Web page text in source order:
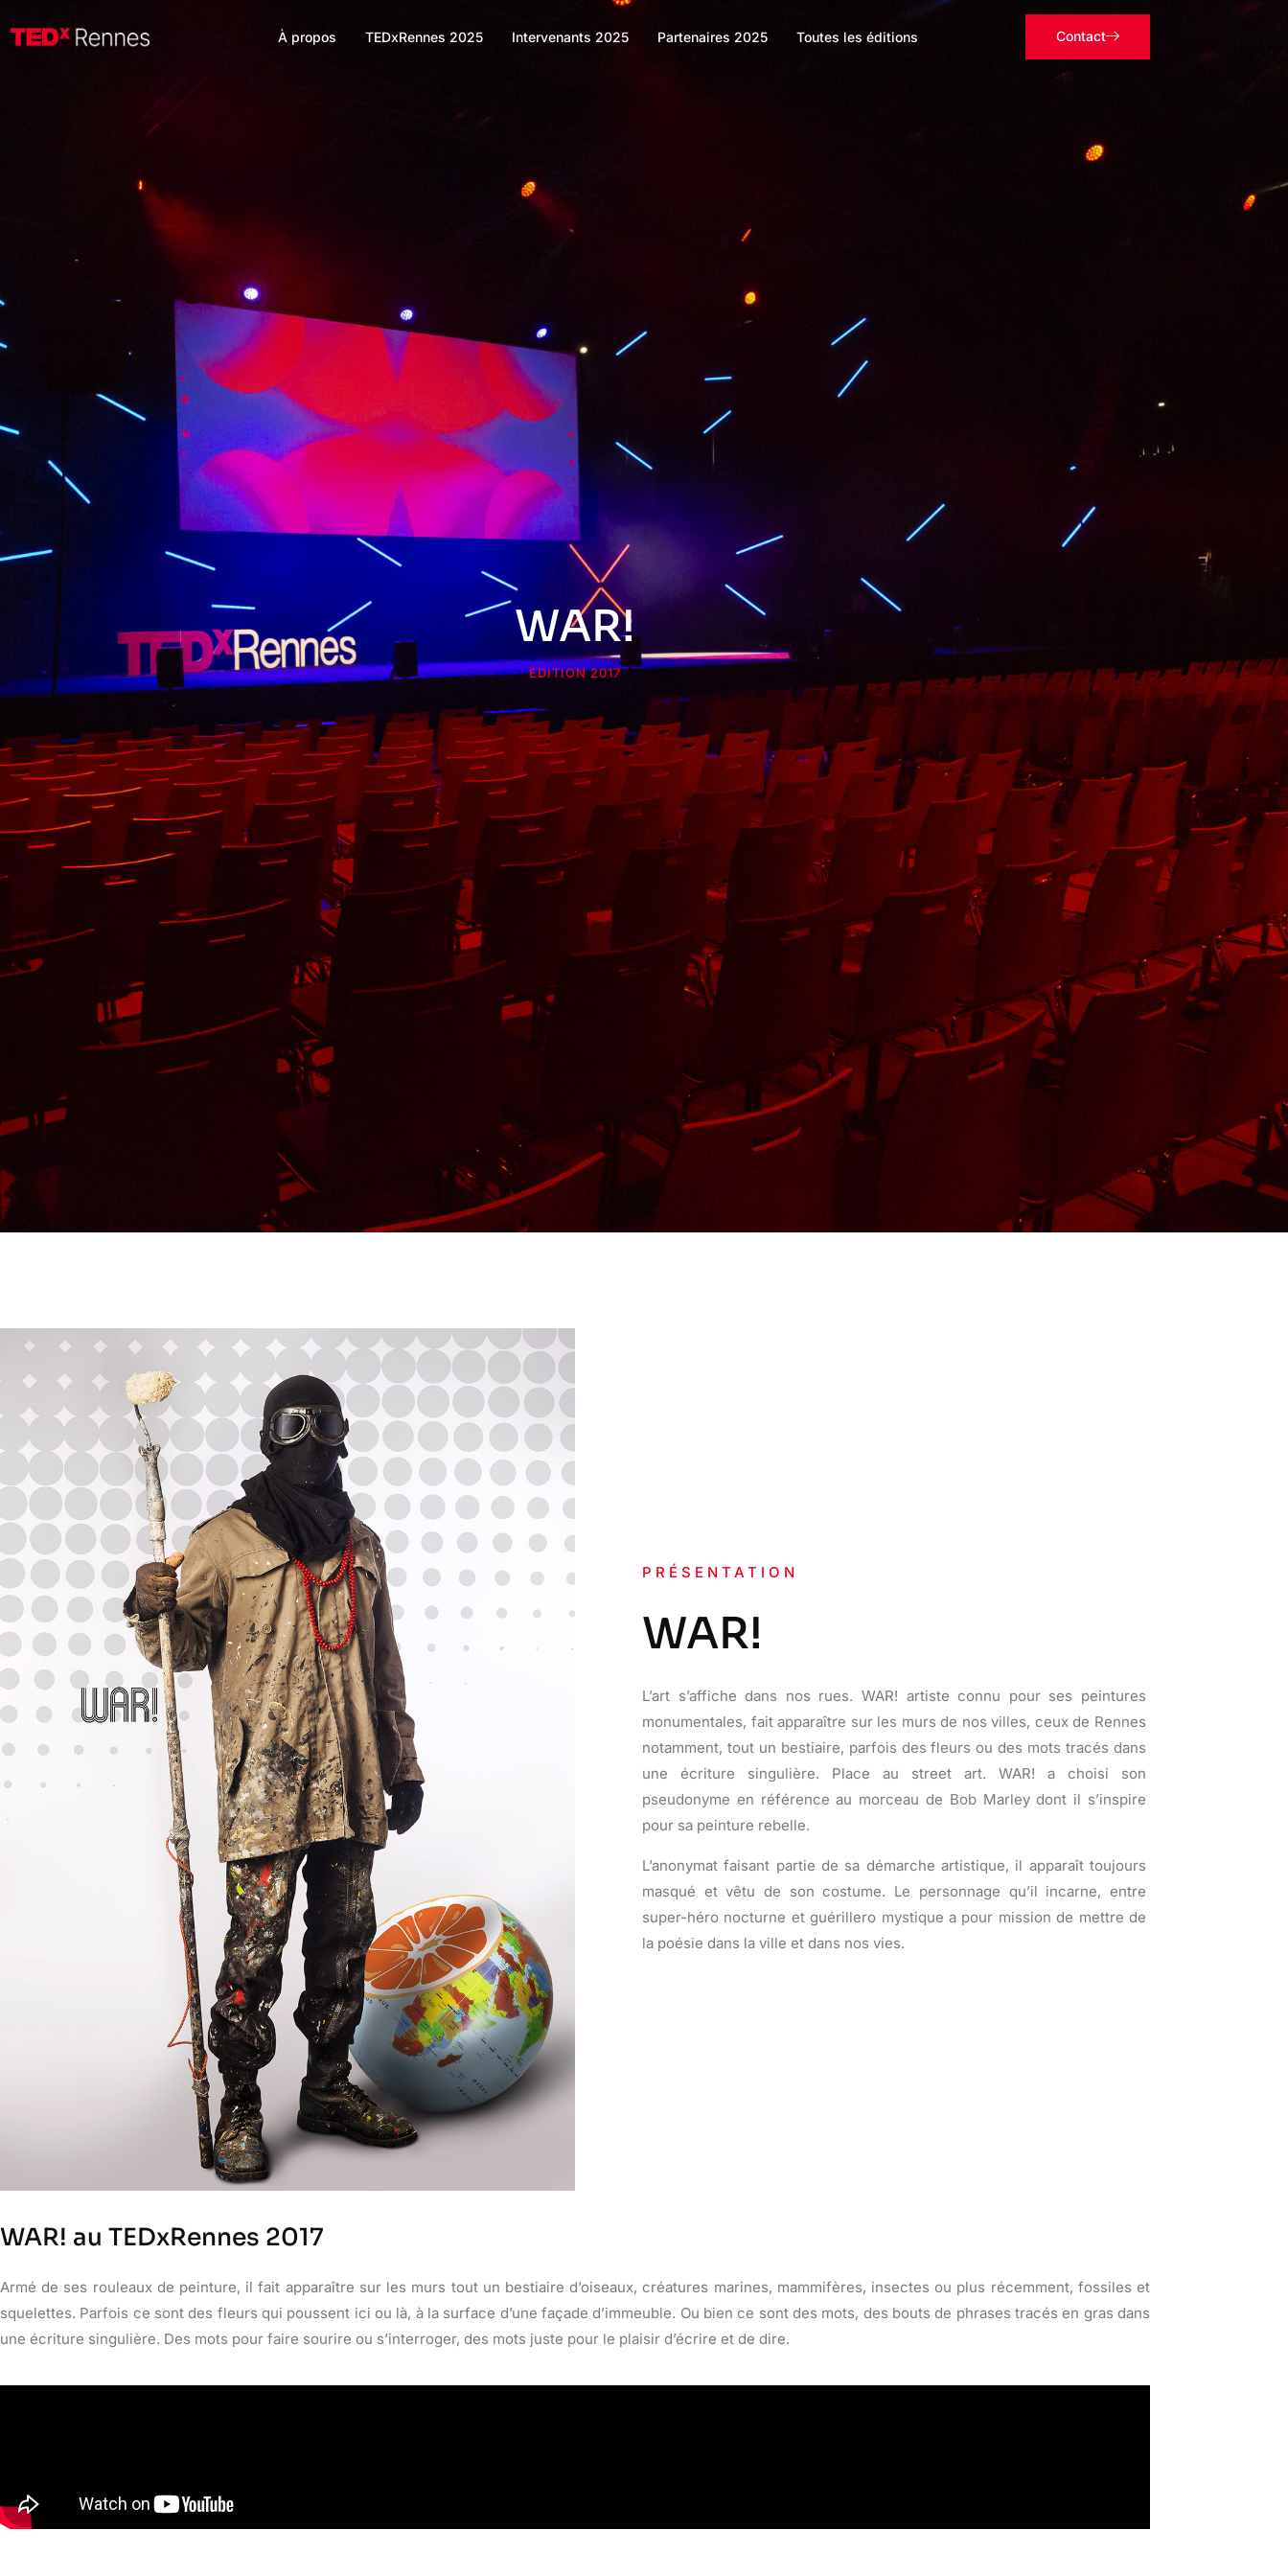
À propos TEDxRennes 2025 Intervenants 2025 Partenaires 2025 Toutes les éditions Contact
WAR!
ÉDITION 2017
PRÉSENTATION
WAR!
L’art s’affiche dans nos rues. WAR! artiste connu pour ses peintures
monumentales, fait apparaître sur les murs de nos villes, ceux de Rennes
notamment, tout un bestiaire, parfois des fleurs ou des mots tracés dans
une écriture singulière. Place au street art. WAR! a choisi son
pseudonyme en référence au morceau de Bob Marley dont il s’inspire
pour sa peinture rebelle.
L’anonymat faisant partie de sa démarche artistique, il apparaît toujours
masqué et vêtu de son costume. Le personnage qu’il incarne, entre
super-héro nocturne et guérillero mystique a pour mission de mettre de
la poésie dans la ville et dans nos vies.
WAR! au TEDxRennes 2017
Armé de ses rouleaux de peinture, il fait apparaître sur les murs tout un bestiaire d’oiseaux, créatures marines, mammifères, insectes ou plus récemment, fossiles et
squelettes. Parfois ce sont des fleurs qui poussent ici ou là, à la surface d’une façade d’immeuble. Ou bien ce sont des mots, des bouts de phrases tracés en gras dans
une écriture singulière. Des mots pour faire sourire ou s’interroger, des mots juste pour le plaisir d’écrire et de dire.